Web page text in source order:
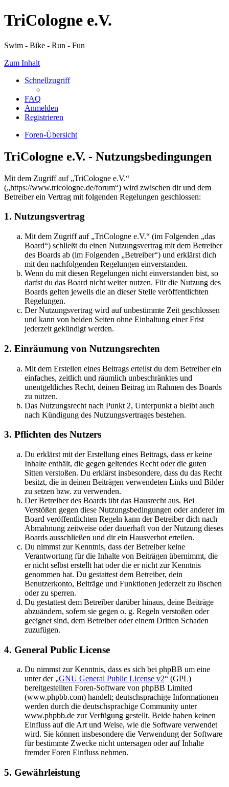
TriCologne e.V.
Swim - Bike - Run - Fun
Zum Inhalt
Schnellzugriff
FAQ
Anmelden
Registrieren
Foren-Übersicht
TriCologne e.V. - Nutzungsbedingungen
Mit dem Zugriff auf „TriCologne e.V.“
(„https://www.tricologne.de/forum“) wird zwischen dir und dem
Betreiber ein Vertrag mit folgenden Regelungen geschlossen:
1. Nutzungsvertrag
Mit dem Zugriff auf „TriCologne e.V.“ (im Folgenden „das
Board“) schließt du einen Nutzungsvertrag mit dem Betreiber
des Boards ab (im Folgenden „Betreiber“) und erklärst dich
mit den nachfolgenden Regelungen einverstanden.
Wenn du mit diesen Regelungen nicht einverstanden bist, so
darfst du das Board nicht weiter nutzen. Für die Nutzung des
Boards gelten jeweils die an dieser Stelle veröffentlichten
Regelungen.
Der Nutzungsvertrag wird auf unbestimmte Zeit geschlossen
und kann von beiden Seiten ohne Einhaltung einer Frist
jederzeit gekündigt werden.
2. Einräumung von Nutzungsrechten
Mit dem Erstellen eines Beitrags erteilst du dem Betreiber ein
einfaches, zeitlich und räumlich unbeschränktes und
unentgeltliches Recht, deinen Beitrag im Rahmen des Boards
zu nutzen.
Das Nutzungsrecht nach Punkt 2, Unterpunkt a bleibt auch
nach Kündigung des Nutzungsvertrages bestehen.
3. Pflichten des Nutzers
Du erklärst mit der Erstellung eines Beitrags, dass er keine
Inhalte enthält, die gegen geltendes Recht oder die guten
Sitten verstoßen. Du erklärst insbesondere, dass du das Recht
besitzt, die in deinen Beiträgen verwendeten Links und Bilder
zu setzen bzw. zu verwenden.
Der Betreiber des Boards übt das Hausrecht aus. Bei
Verstößen gegen diese Nutzungsbedingungen oder anderer im
Board veröffentlichten Regeln kann der Betreiber dich nach
Abmahnung zeitweise oder dauerhaft von der Nutzung dieses
Boards ausschließen und dir ein Hausverbot erteilen.
Du nimmst zur Kenntnis, dass der Betreiber keine
Verantwortung für die Inhalte von Beiträgen übernimmt, die
er nicht selbst erstellt hat oder die er nicht zur Kenntnis
genommen hat. Du gestattest dem Betreiber, dein
Benutzerkonto, Beiträge und Funktionen jederzeit zu löschen
oder zu sperren.
Du gestattest dem Betreiber darüber hinaus, deine Beiträge
abzuändern, sofern sie gegen o. g. Regeln verstoßen oder
geeignet sind, dem Betreiber oder einem Dritten Schaden
zuzufügen.
4. General Public License
Du nimmst zur Kenntnis, dass es sich bei phpBB um eine
unter der „GNU General Public License v2“ (GPL)
bereitgestellten Foren-Software von phpBB Limited
(www.phpbb.com) handelt; deutschsprachige Informationen
werden durch die deutschsprachige Community unter
www.phpbb.de zur Verfügung gestellt. Beide haben keinen
Einfluss auf die Art und Weise, wie die Software verwendet
wird. Sie können insbesondere die Verwendung der Software
für bestimmte Zwecke nicht untersagen oder auf Inhalte
fremder Foren Einfluss nehmen.
5. Gewährleistung